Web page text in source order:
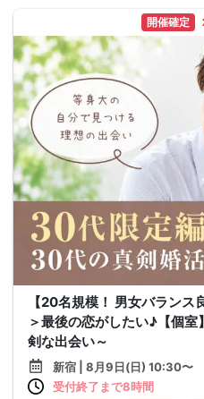
開催確定
【20名規模！ 男女バラン
＞最後の恋がしたい♪【個
剣な出会い～
新宿 | 8月9日(日) 10:30〜
受付終了まで8時間